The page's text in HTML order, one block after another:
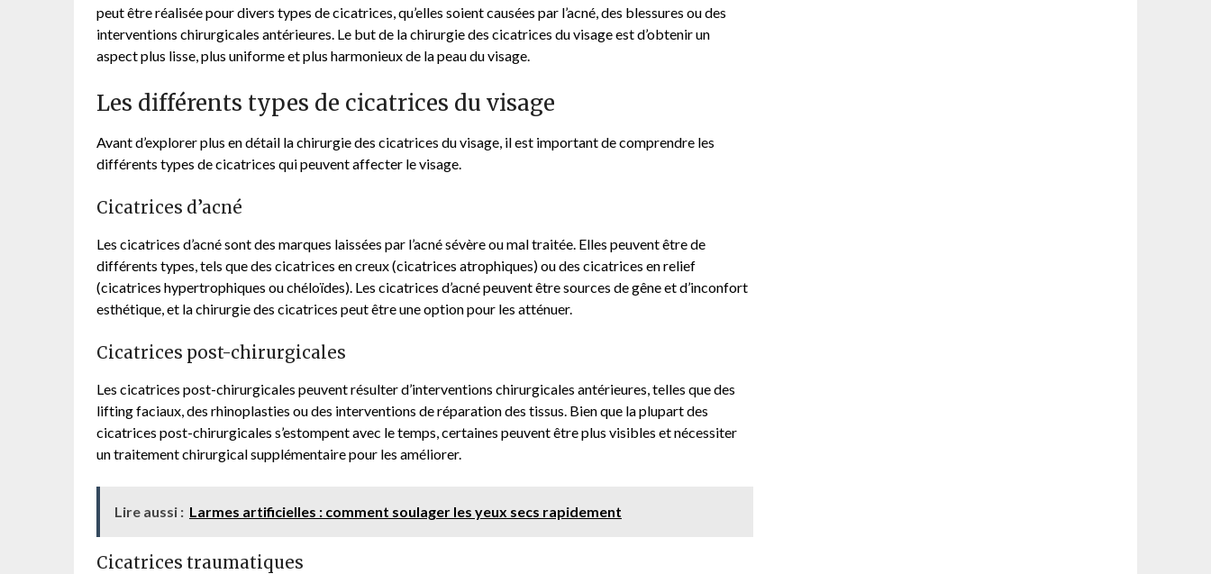
peut être réalisée pour divers types de cicatrices, qu’elles soient causées par l’acné, des blessures ou des
interventions chirurgicales antérieures. Le but de la chirurgie des cicatrices du visage est d’obtenir un
aspect plus lisse, plus uniforme et plus harmonieux de la peau du visage.
Les différents types de cicatrices du visage
Avant d’explorer plus en détail la chirurgie des cicatrices du visage, il est important de comprendre les
différents types de cicatrices qui peuvent affecter le visage.
Cicatrices d’acné
Les cicatrices d’acné sont des marques laissées par l’acné sévère ou mal traitée. Elles peuvent être de
différents types, tels que des cicatrices en creux (cicatrices atrophiques) ou des cicatrices en relief
(cicatrices hypertrophiques ou chéloïdes). Les cicatrices d’acné peuvent être sources de gêne et d’inconfort
esthétique, et la chirurgie des cicatrices peut être une option pour les atténuer.
Cicatrices post-chirurgicales
Les cicatrices post-chirurgicales peuvent résulter d’interventions chirurgicales antérieures, telles que des
lifting faciaux, des rhinoplasties ou des interventions de réparation des tissus. Bien que la plupart des
cicatrices post-chirurgicales s’estompent avec le temps, certaines peuvent être plus visibles et nécessiter
un traitement chirurgical supplémentaire pour les améliorer.
Lire aussi : Larmes artificielles : comment soulager les yeux secs rapidement
Cicatrices traumatiques